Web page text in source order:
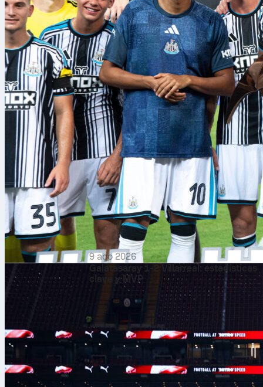
9 ago 2026
Galatasaray 1-2 Villarreal: estadísticas
clave y MVP